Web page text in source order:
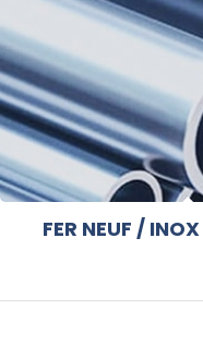
FER NEUF /